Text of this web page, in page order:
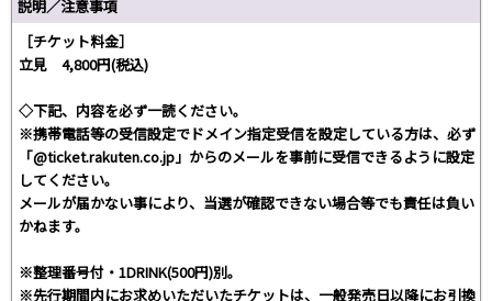
説明／注意事項
［チケット料金］
立見 4,800円(税込)
◇下記、内容を必ず一読ください。
※携帯電話等の受信設定でドメイン指定受信を設定している方は、必ず
「@ticket.rakuten.co.jp」からのメールを事前に受信できるように設定
してください。
メールが届かない事により、当選が確認できない場合等でも責任は負い
かねます。
※整理番号付・1DRINK(500円)別。
※先行期間内にお求めいただいたチケットは、一般発売日以降にお引換